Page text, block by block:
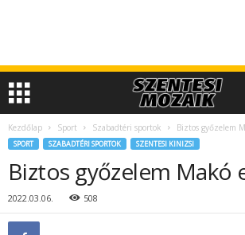
Kezdőlap Sport Szabadtéri sportok Biztos győzelem
SPORT SZABADTÉRI SPORTOK SZENTESI KINIZSI
Biztos győzelem Makó
2022.03.06. 508